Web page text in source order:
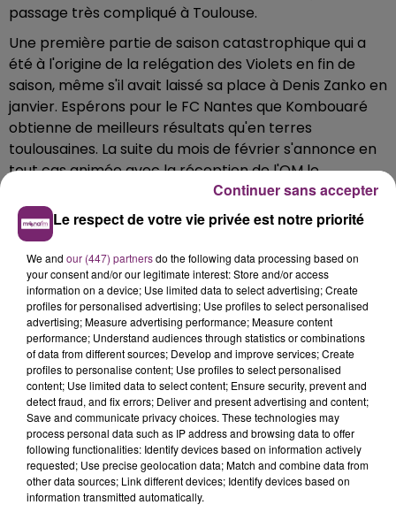
passage très compliqué à Toulouse.
Une première partie de saison catastrophique qui a
été à l'origine de la relégation des Violets en fin de
saison, même s'il avait laissé sa place à Denis Zanko en
janvier. Espérons pour le FC Nantes que Kombouaré
obtienne de meilleurs résultats qu'en terres
toulousaines. La suite du mois de février s'annonce en
tout cas animée avec la réception de l'OM le
Le respect de votre vie privée est notre priorité
We and our (447) partnersdo the following data processing based on
your consent and/or our legitimate interest: Store and/or access
information on a device; Use limited data to select advertising; Create
profiles for personalised advertising; Use profiles to select personalised
advertising; Measure advertising performance; Measure content
performance; Understand audiences through statistics or combinations
of data from different sources; Develop and improve services; Create
profiles to personalise content; Use profiles to select personalised
content; Use limited data to select content; Ensure security, prevent and
detect fraud, and fix errors; Deliver and present advertising and content;
Save and communicate privacy choices. These technologies may
process personal data such as IP address and browsing data to offer
following functionalities: Identify devices based on information actively
requested; Use precise geolocation data; Match and combine data from
other data sources; Link different devices; Identify devices based on
information transmitted automatically.
Continuer sans accepter